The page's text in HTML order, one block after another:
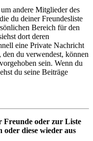
andere Mitglieder des
du deiner Freundesliste
Bereich für den
dort deren
eine Private Nachricht
du verwendest, können
sein. Wenn du
du seine Beiträge
Freunde oder zur Liste
diese wieder aus